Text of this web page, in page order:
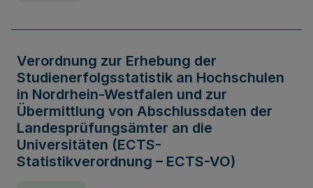
Verordnung zur Erhebung der
Studienerfolgsstatistik an Hochschulen
in Nordrhein-Westfalen und zur
Übermittlung von Abschlussdaten der
Landesprüfungsämter an die
Universitäten (ECTS-
Statistikverordnung – ECTS-VO)